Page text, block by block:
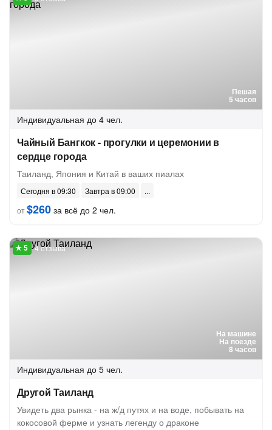
Пешая
5 часов
Индивидуальная до 4 чел.
Чайный Бангкок - прогулки и церемонии в
сердце города
Таиланд, Япония и Китай в ваших пиалах
Сегодня в 09:30
Завтра в 09:00
от$260 за всё до 2 чел.
На машине
На поезде
8 часов
4 отзыва
Индивидуальная до 5 чел.
Другой Таиланд
Увидеть два рынка - на ж/д путях и на воде, побывать на
кокосовой ферме и узнать легенду о драконе